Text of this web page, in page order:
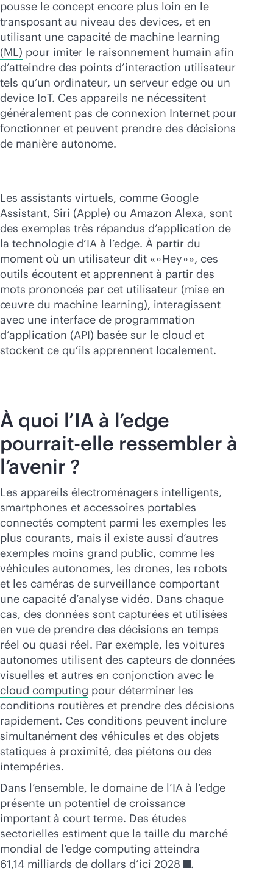
pousse le concept encore plus loin en le
transposant au niveau des devices, et en
utilisant une capacité de machine learning
(ML) pour imiter le raisonnement humain afin
d’atteindre des points d’interaction utilisateur
tels qu’un ordinateur, un serveur edge ou un
device IoT. Ces appareils ne nécessitent
généralement pas de connexion Internet pour
fonctionner et peuvent prendre des décisions
de manière autonome.
Les assistants virtuels, comme Google
Assistant, Siri (Apple) ou Amazon Alexa, sont
des exemples très répandus d’application de
la technologie d’IA à l’edge. À partir du
moment où un utilisateur dit «∘Hey∘», ces
outils écoutent et apprennent à partir des
mots prononcés par cet utilisateur (mise en
œuvre du machine learning), interagissent
avec une interface de programmation
d’application (API) basée sur le cloud et
stockent ce qu’ils apprennent localement.
À quoi l’IA à l’edge
pourrait-elle ressembler à
l’avenir ?
Les appareils électroménagers intelligents,
smartphones et accessoires portables
connectés comptent parmi les exemples les
plus courants, mais il existe aussi d’autres
exemples moins grand public, comme les
véhicules autonomes, les drones, les robots
et les caméras de surveillance comportant
une capacité d’analyse vidéo. Dans chaque
cas, des données sont capturées et utilisées
en vue de prendre des décisions en temps
réel ou quasi réel. Par exemple, les voitures
autonomes utilisent des capteurs de données
visuelles et autres en conjonction avec le
cloud computing pour déterminer les
conditions routières et prendre des décisions
rapidement. Ces conditions peuvent inclure
simultanément des véhicules et des objets
statiques à proximité, des piétons ou des
intempéries.
Dans l’ensemble, le domaine de l’IA à l’edge
présente un potentiel de croissance
important à court terme. Des études
sectorielles estiment que la taille du marché
mondial de l’edge computing atteindra
61,14 milliards de dollars d’ici 2028
.